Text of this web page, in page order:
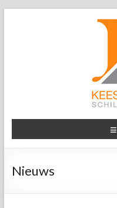
Nieuws